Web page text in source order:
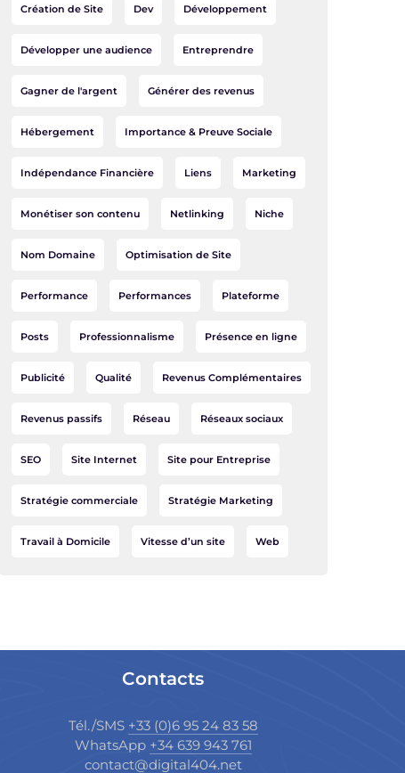
Création de Site Dev Développement
Développer une audience Entreprendre
Gagner de l'argent Générer des revenus
Hébergement Importance & Preuve Sociale
Indépendance Financière Liens Marketing
Monétiser son contenu Netlinking Niche
Nom Domaine Optimisation de Site
Performance Performances Plateforme
Posts Professionnalisme Présence en ligne
Publicité Qualité Revenus Complémentaires
Revenus passifs Réseau Réseaux sociaux
SEO Site Internet Site pour Entreprise
Stratégie commerciale Stratégie Marketing
Travail à Domicile Vitesse d’un site Web
Contacts
Tél./SMS +33 (0)6 95 24 83 58
WhatsApp +34 639 943 761
contact@digital404.net